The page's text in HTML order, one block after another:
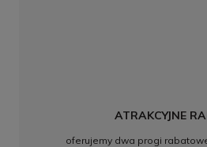
ATRAKCYJNE
oferujemy dwa progi